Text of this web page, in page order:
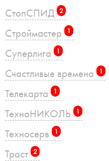
СтопСПИД 2
Строймастер 1
Суперлига 1
Счастливые времена 1
Телекарта 1
ТехноНИКОЛЬ 1
Техносерв 1
Траст 2